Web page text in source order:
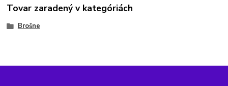
Tovar zaradený v kategóriách
Brošne